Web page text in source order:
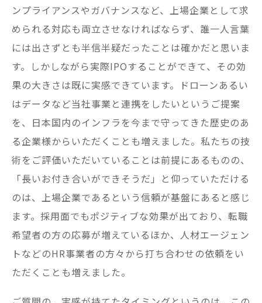
ンプライアンスやガバナンスなど、上場企業として求
められる対応も両立させなければならず、誰一人言葉
には出さずとも半信半疑だったことは確かだと思いま
す。しかしながら実際IPOすることができて、その効
果の大きさは既に実感できています。ドローンあるい
はデータなど当社事業と連携をしたいというご提案
を、日本国内のインフラを今まで守ってきた歴史のあ
る企業様からいただくことも増えました。私たちの技
術をご評価いただいていることは前提にあるものの、
「長いお付き合いができそうだ」と仰っていただける
のは、上場企業であるという信頼が基盤にあると感じ
ます。採用面でもポジティブな効果が出ており、転職
希望者の方の応募が増えているほか、人材エージェン
トなどのHR事業者の方々から打ち合わせの依頼をい
ただくことも増えました。